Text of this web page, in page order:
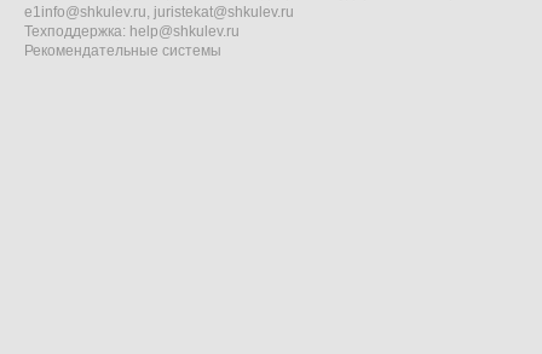
e1info@shkulev.ru, juristekat@shkulev.ru
Техподдержка: help@shkulev.ru
Рекомендательные системы